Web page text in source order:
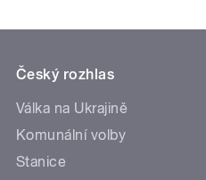
Český rozhlas
Válka na Ukrajině
Komunální volby
Stanice